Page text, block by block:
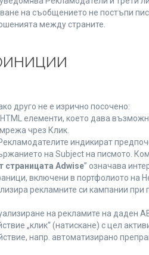
на съобщението не постъпи
между страните.
друго не е изрично посочено:
елементи, което дава
чрез Клик.
индикират
на Subject на писмото.
страницата Adwise” означава
включени в портфолиото
рекламните си кампании при
на рекламите на даден
„клик“ (натискане) с цел
напр. автоматизирано